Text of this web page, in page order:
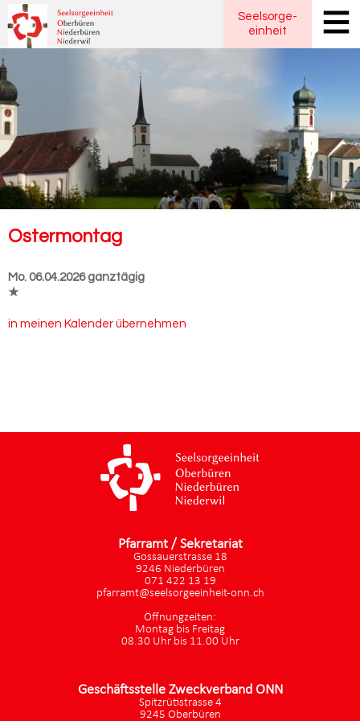
Seelsorge-
einheit
Os­ter­mon­tag
Mo. 06.04.2026 ganztägig
★
in meinen Kalender übernehmen
Pfarramt / Sekretariat
Gossauerstrasse 18
9246 Niederbüren
071 422 13 19
pfarramt@seelsorgeeinheit-onn.ch
Öffnungzeiten:
Montag bis Freitag
08.30 Uhr bis 11.00 Uhr
Geschäftsstelle Zweckverband ONN
Spitzrütistrasse 4
9245 Oberbüren